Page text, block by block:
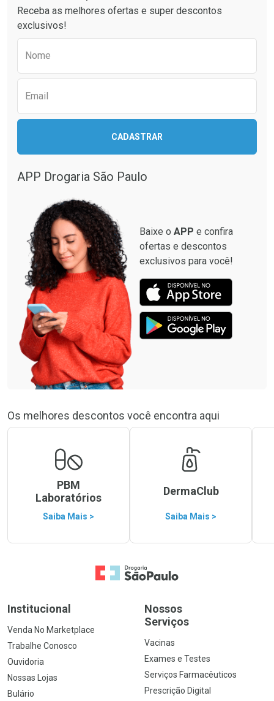
Comprar sem Desconto
Comprar sem Desconto
Comprar sem Desconto
Comprar sem Desconto
Receba as melhores ofertas e super descontos
exclusivos!
Nome
Email
CADASTRAR
APP Drogaria São Paulo
Baixe o APP e confira
ofertas e descontos
exclusivos para você!
Os melhores descontos você encontra aqui
PBM
Laboratórios
Saiba Mais >
DermaClub
Saiba Mais >
Ir para a Home
Institucional
Venda No Marketplace
Trabalhe Conosco
Ouvidoria
Nossas Lojas
Bulário
Nossos
Serviços
Vacinas
Exames e Testes
Serviços Farmacêuticos
Prescrição Digital